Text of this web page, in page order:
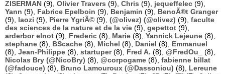
ZISERMAN (9), Olivier Travers (9), Chris (9), jequeffelec (9),
Yann (9), Fabrice Epelboin (9), Benjamin (9), BenoÃ®t Granger
(9), laozi (9), Pierre YgriÃ© (9), (@olivez) (@olivez) (9), faculte
des sciences de la nature et de la vie (9), gepettot (9),
arderbor elnot (9), Frederic (8), Marie (8), Yannick Lejeune (8),
stephane (8), BScache (8), Michel (8), Daniel (8), Emmanuel
(8), Jean-Philippe (8), startuper(8), Fred A. (8), @FredOu_
(8),
Nicolas Bry (@NicoBry) (8), @corpogame (8), fabienne billat
(@fadouce) (8), Bruno Lamouroux (@Dassoniou) (8), Lereune